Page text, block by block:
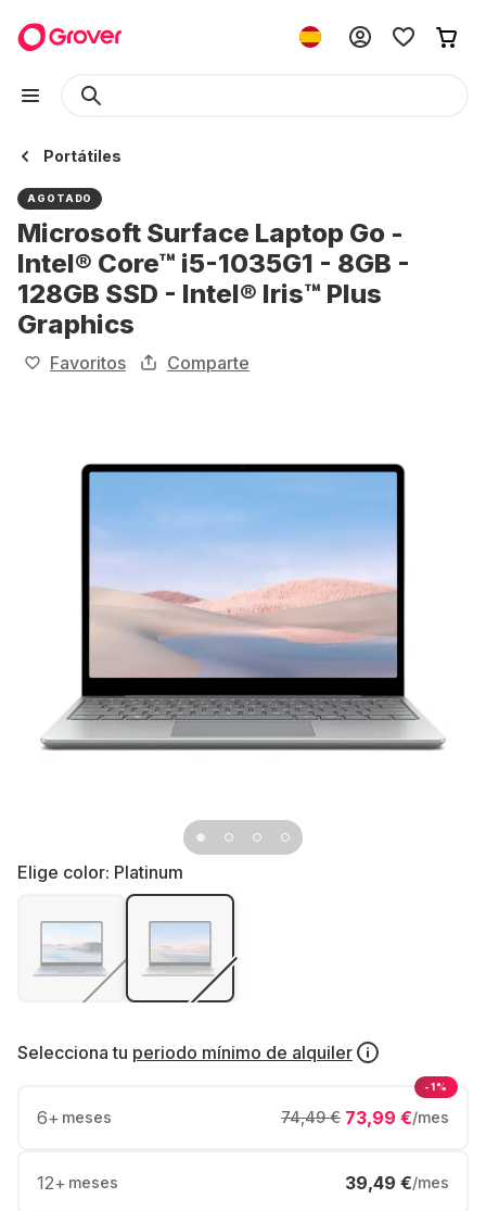
Portátiles
AGOTADO
Microsoft Surface Laptop Go -
Intel® Core™ i5-1035G1 - 8GB -
128GB SSD - Intel® Iris™ Plus
Graphics
Favoritos Comparte
Elige color: Platinum
Selecciona tu periodo mínimo de alquiler
6+ meses 73,99 €/mes
74,49 €
-1%
12+ meses 39,49 €/mes